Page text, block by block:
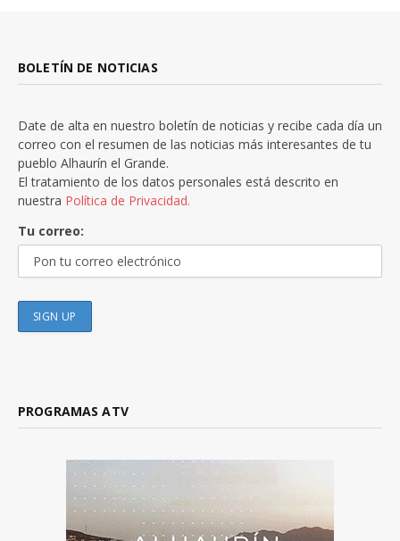
BOLETÍN DE NOTICIAS
Date de alta en nuestro boletín de noticias y recibe cada día un
correo con el resumen de las noticias más interesantes de tu
pueblo Alhaurín el Grande.
El tratamiento de los datos personales está descrito en
nuestra Política de Privacidad.
Tu correo:
PROGRAMAS ATV